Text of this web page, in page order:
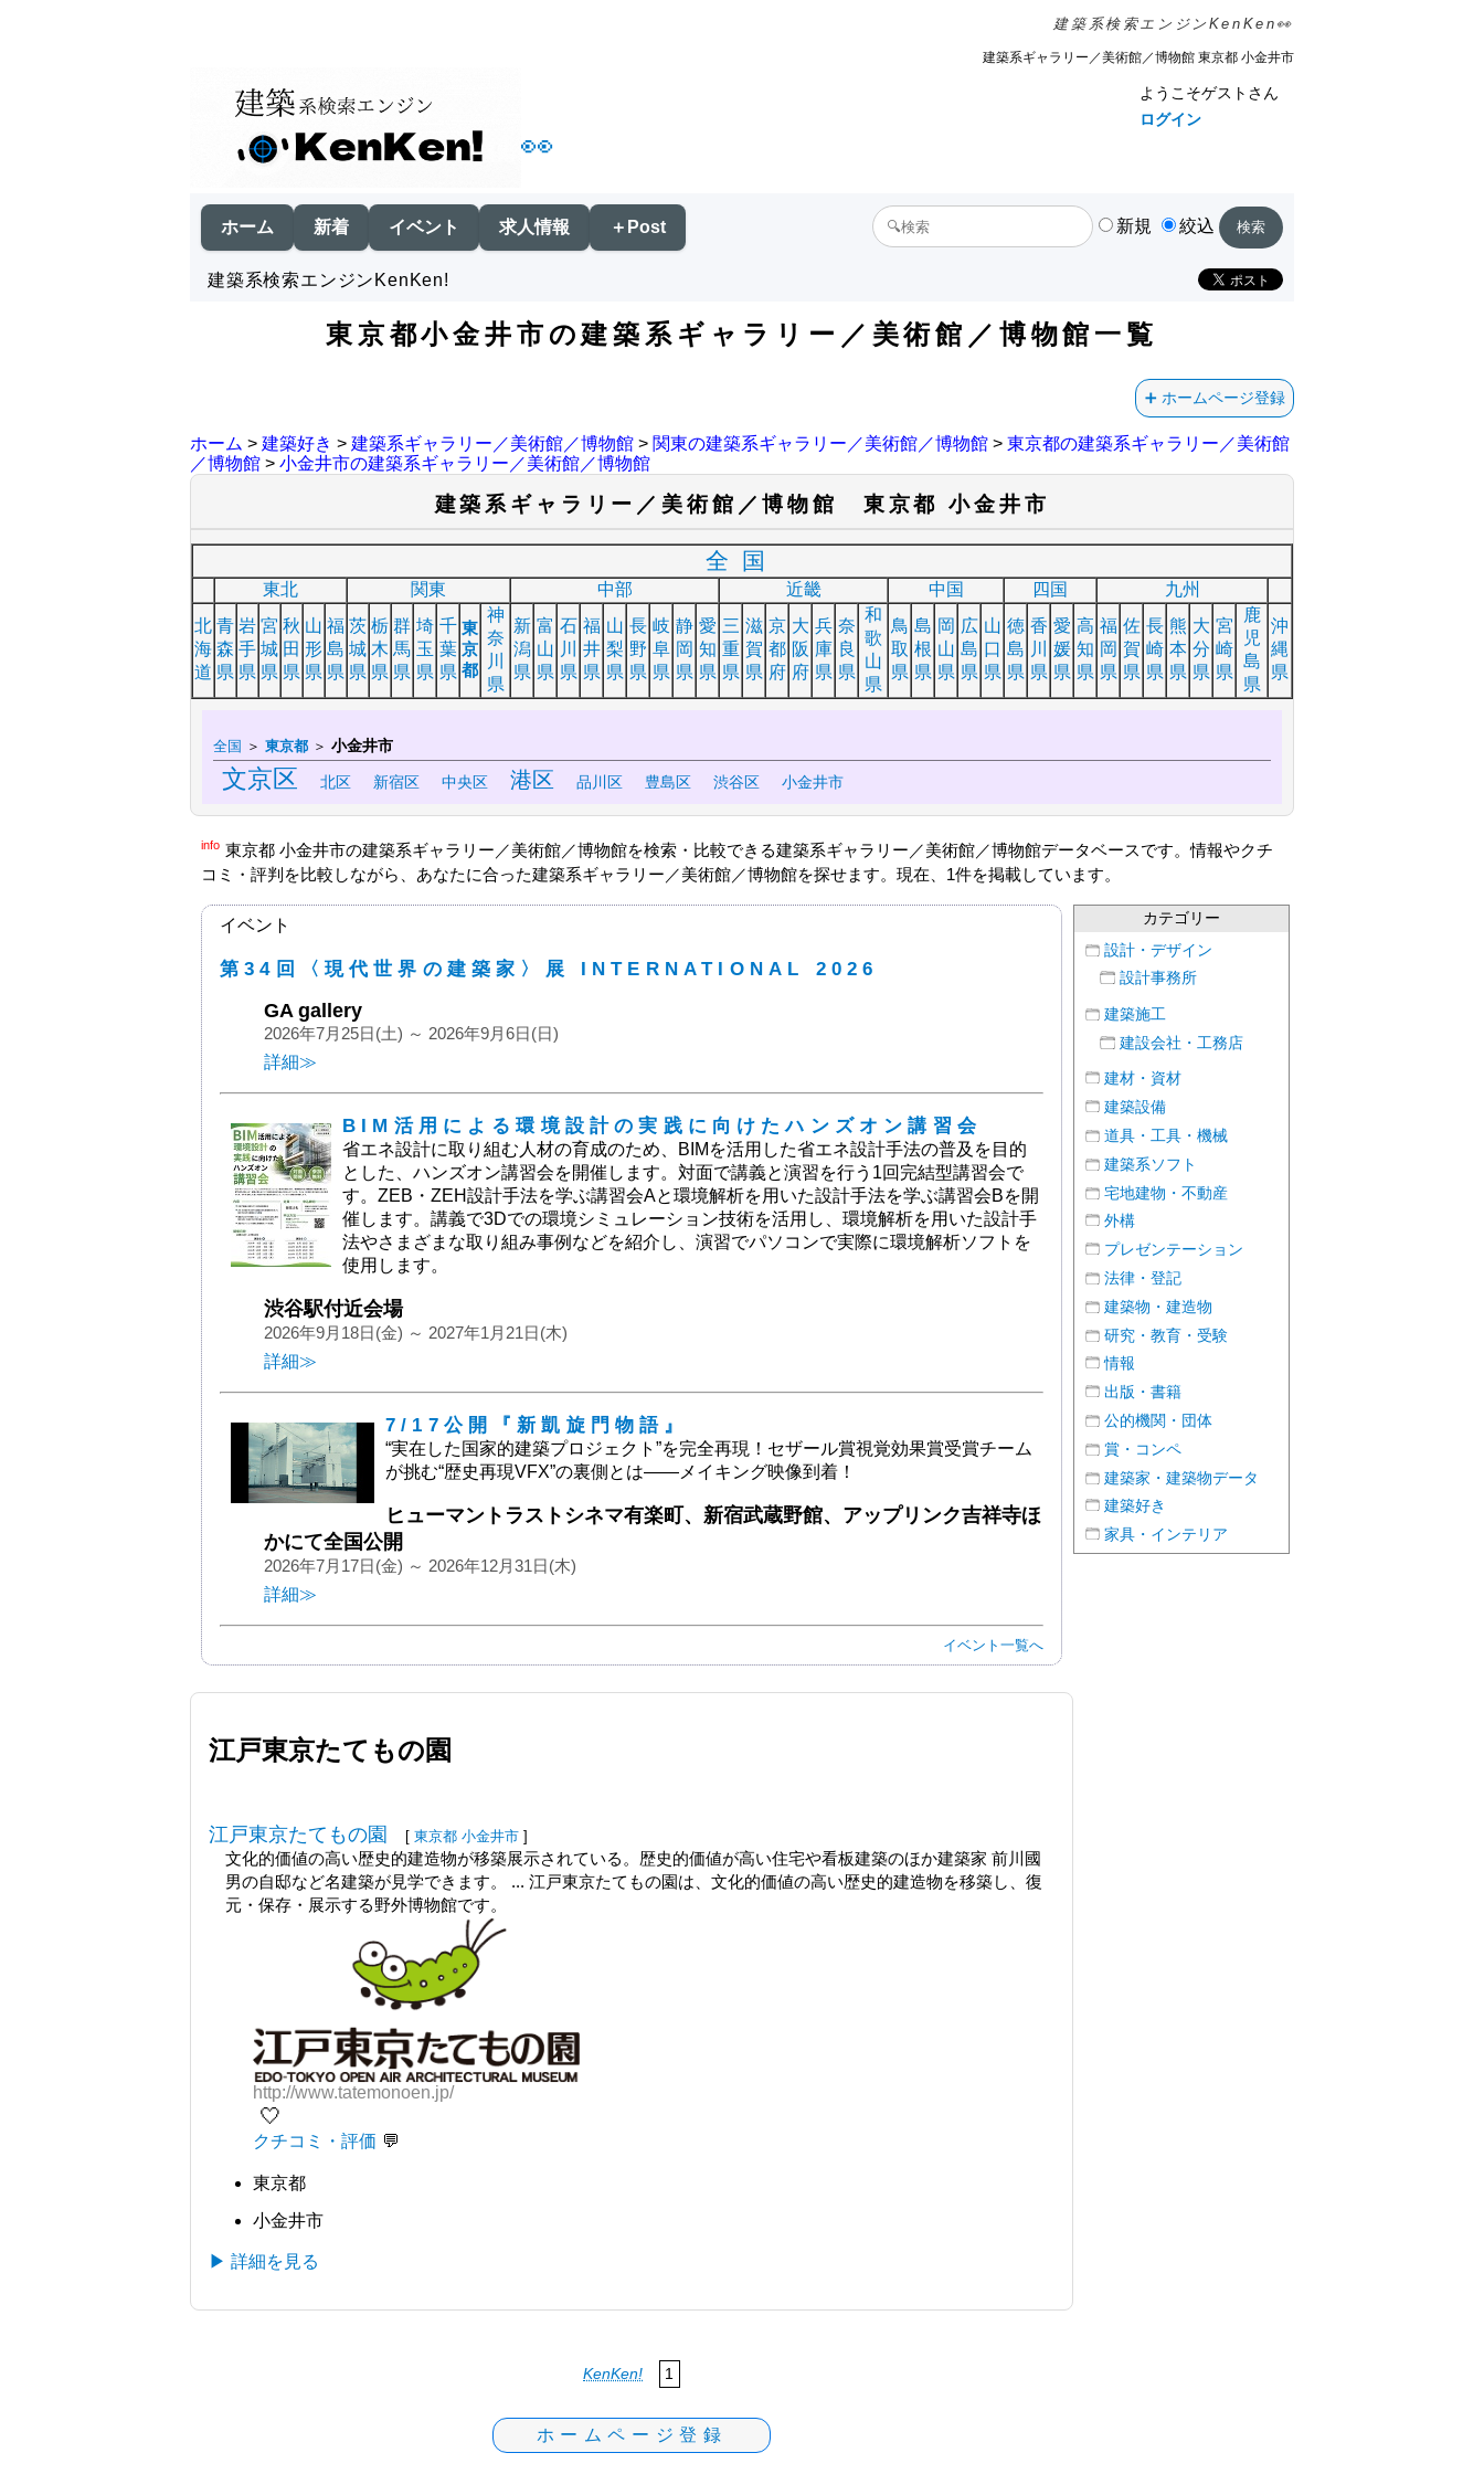
建築系検索エンジンKenKen👀
建築系ギャラリー／美術館／博物館 東京都 小金井市
👀
ようこそゲストさん
ログイン
ホーム 新着 イベント 求人情報 ＋Post 新規 絞込
建築系検索エンジンKenKen!
東京都小金井市の建築系ギャラリー／美術館／博物館一覧
ホームページ登録
ホーム > 建築好き > 建築系ギャラリー／美術館／博物館 > 関東の建築系ギャラリー／美術館／博物館 > 東京都の建築系ギャラリー／美術館
／博物館 > 小金井市の建築系ギャラリー／美術館／博物館
建築系ギャラリー／美術館／博物館 東京都 小金井市
全国
東北 関東 中部 近畿 中国 四国
九州
北
海
道
青
森
県
岩
手
県
宮
城
県
秋
田
県
山
形
県
福
島
県
茨
城
県
栃
木
県
群
馬
県
埼
玉
県
千
葉
県
東
京
都
神
奈
川
県
新
潟
県
富
山
県
石
川
県
福
井
県
山
梨
県
長
野
県
岐
阜
県
静
岡
県
愛
知
県
三
重
県
滋
賀
県
京
都
府
大
阪
府
兵
庫
県
奈
良
県
和
歌
山
県
鳥
取
県
島
根
県
岡
山
県
広
島
県
山
口
県
徳
島
県
香
川
県
愛
媛
県
高
知
県
福
岡
県
佐
賀
県
長
崎
県
熊
本
県
大
分
県
宮
崎
県
鹿
児
島
県
沖
縄
県
全国 ＞ 東京都 ＞ 小金井市
文京区 北区 新宿区 中央区 港区 品川区 豊島区 渋谷区 小金井市
info 東京都 小金井市の建築系ギャラリー／美術館／博物館を検索・比較できる建築系ギャラリー／美術館／博物館データベースです。情報やクチ
コミ・評判を比較しながら、あなたに合った建築系ギャラリー／美術館／博物館を探せます。現在、1件を掲載しています。
イベント
第34回〈現代世界の建築家〉展 INTERNATIONAL 2026
GA gallery
2026年7月25日(土) ～ 2026年9月6日(日)
詳細≫
BIM活用による環境設計の実践に向けたハンズオン講習会
省エネ設計に取り組む人材の育成のため、BIMを活用した省エネ設計手法の普及を目的
とした、ハンズオン講習会を開催します。対面で講義と演習を行う1回完結型講習会で
す。ZEB・ZEH設計手法を学ぶ講習会Aと環境解析を用いた設計手法を学ぶ講習会Bを開
催します。講義で3Dでの環境シミュレーション技術を活用し、環境解析を用いた設計手
法やさまざまな取り組み事例などを紹介し、演習でパソコンで実際に環境解析ソフトを
使用します。
渋谷駅付近会場
2026年9月18日(金) ～ 2027年1月21日(木)
詳細≫
7/17公開『新凱旋門物語』
“実在した国家的建築プロジェクト”を完全再現！セザール賞視覚効果賞受賞チーム
が挑む“歴史再現VFX”の裏側とは——メイキング映像到着！
ヒューマントラストシネマ有楽町、新宿武蔵野館、アップリンク吉祥寺ほ
かにて全国公開
2026年7月17日(金) ～ 2026年12月31日(木)
詳細≫
イベント 一覧へ
江戸東京たてもの園
江戸東京たてもの園 [ 東京都 小金井市 ]
文化的価値の高い歴史的建造物が移築展示されている。歴史的価値が高い住宅や看板建築のほか建築家 前川國
男の自邸など名建築が見学できます。 ... 江戸東京たてもの園は、文化的価値の高い歴史的建造物を移築し、復
元・保存・展示する野外博物館です。
http://www.tatemonoen.jp/
🤍
クチコミ・評価
東京都
小金井市
▶ 詳細を見る
KenKen! 1
ホームページ登録
カテゴリー
設計・デザイン
設計事務所
建築施工
建設会社・工務店
建材・資材
建築設備
道具・工具・機械
建築系ソフト
宅地建物・不動産
外構
プレゼンテーション
法律・登記
建築物・建造物
研究・教育・受験
情報
出版・書籍
公的機関・団体
賞・コンペ
建築家・建築物データ
建築好き
家具・インテリア